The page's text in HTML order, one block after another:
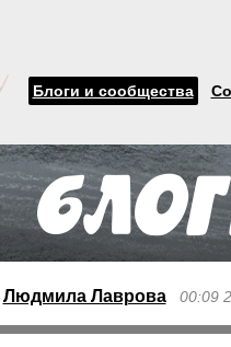
Блоги и сообщества
Людмила Лаврова 00:09